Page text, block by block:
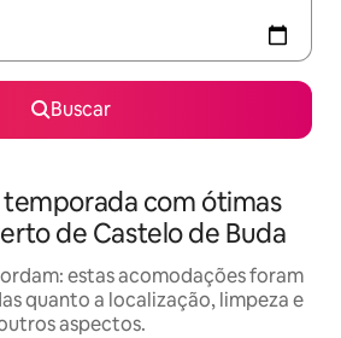
Buscar
com ótimas
de Castelo de Buda
estas acomodações foram
quanto a localização, limpeza e
aspectos.